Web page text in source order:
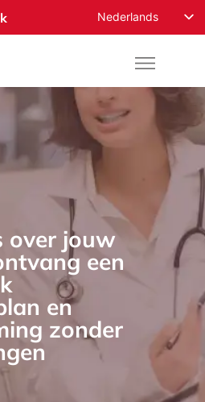
Nederlands
Español
Русский
Français
Română
over jouw
een
en
zonder